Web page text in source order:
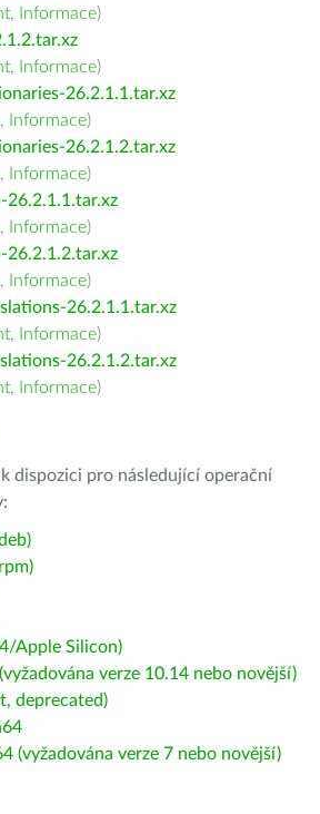
, Informace)
, Informace)
26.2.1.1.tar.xz
, Informace)
26.2.1.2.tar.xz
, Informace)
26.2.1.1.tar.xz
, Informace)
26.2.1.2.tar.xz
, Informace)
26.2.1.1.tar.xz
, Informace)
26.2.1.2.tar.xz
, Informace)
dispozici pro následující operační
Apple Silicon)
verze 10.14 nebo novější)
deprecated)
(vyžadována verze 7 nebo novější)